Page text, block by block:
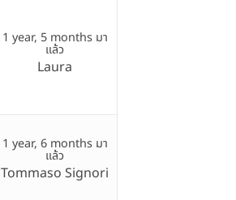
1 year, 5 months มา
แล้ว
Laura
1 year, 6 months มา
แล้ว
Tommaso Signori